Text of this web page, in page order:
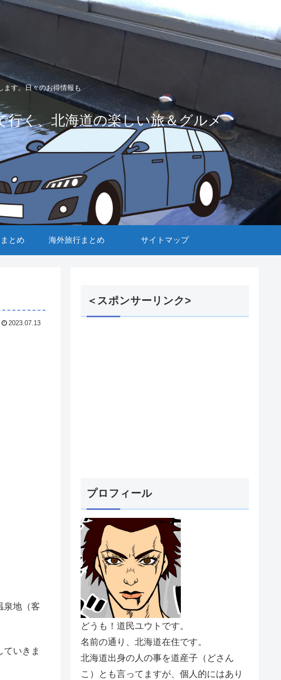
ます。日々のお得情報も
行く、北海道の楽しい旅＆グルメ
とめ 海外旅行まとめ サイトマップ
2023.07.13
泉地（客
いきま
＜スポンサーリンク>
プロフィール
どうも！道民ユウトです。
名前の通り、北海道在住です。
北海道出身の人の事を道産子（どさん
こ）とも言ってますが、個人的にはあり